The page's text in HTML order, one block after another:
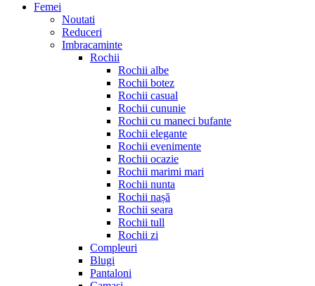
Femei
Noutati
Reduceri
Imbracaminte
Rochii
Rochii albe
Rochii botez
Rochii casual
Rochii cununie
Rochii cu maneci bufante
Rochii elegante
Rochii evenimente
Rochii ocazie
Rochii marimi mari
Rochii nunta
Rochii nașă
Rochii seara
Rochii tull
Rochii zi
Compleuri
Blugi
Pantaloni